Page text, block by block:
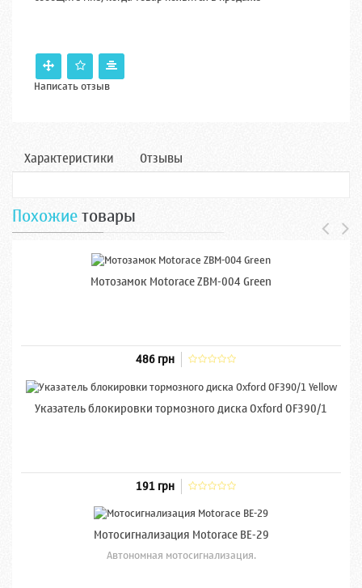
Написать отзыв
Характеристики Отзывы
Похожиетовары
Мотозамок Motorace ZBM-004 Green
486 грн
Указатель блокировки тормозного диска Oxford OF390/1
191 грн
Мотосигнализация Motorace BE-29
Автономная мотосигнализация.